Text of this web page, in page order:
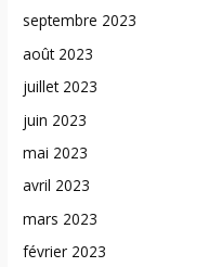
septembre 2023
août 2023
juillet 2023
juin 2023
mai 2023
avril 2023
mars 2023
février 2023